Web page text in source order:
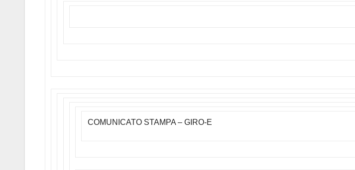
COMUNICATO STAMPA – GIRO-E